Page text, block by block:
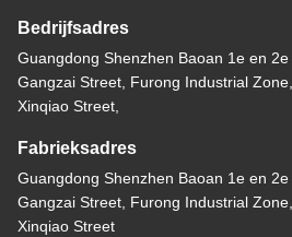
Bedrijfsadres
Guangdong Shenzhen Baoan 1e en
Gangzai Street, Furong Industrial
Xinqiao Street,
Fabrieksadres
Guangdong Shenzhen Baoan 1e en
Gangzai Street, Furong Industrial
Xinqiao Street